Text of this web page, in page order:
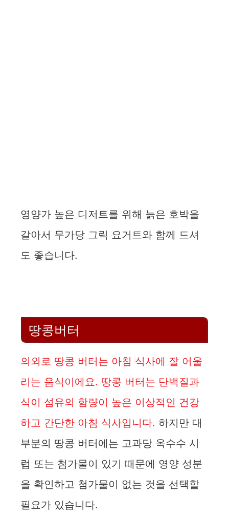
영양가 높은 디저트를 위해 늙은 호박을
갈아서 무가당 그릭 요거트와 함께 드셔
도 좋습니다.
땅콩버터
의외로 땅콩 버터는 아침 식사에 잘 어울
리는 음식이에요. 땅콩 버터는 단백질과
식이 섬유의 함량이 높은 이상적인 건강
하고 간단한 아침 식사입니다. 하지만 대
부분의 땅콩 버터에는 고과당 옥수수 시
럽 또는 첨가물이 있기 때문에 영양 성분
을 확인하고 첨가물이 없는 것을 선택할
필요가 있습니다.